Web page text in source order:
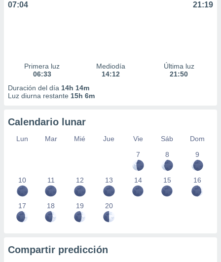
07:04 21:19
Primera luz
06:33
Mediodía
14:12
Última luz
21:50
Duración del día 14h 14m
Luz diurna restante 15h 6m
Calendario lunar
Lun Mar Mié Jue Vie Sáb
Dom
7
8 9
10 11 12 13 14 15 16
17 18 19 20
Compartir predicción